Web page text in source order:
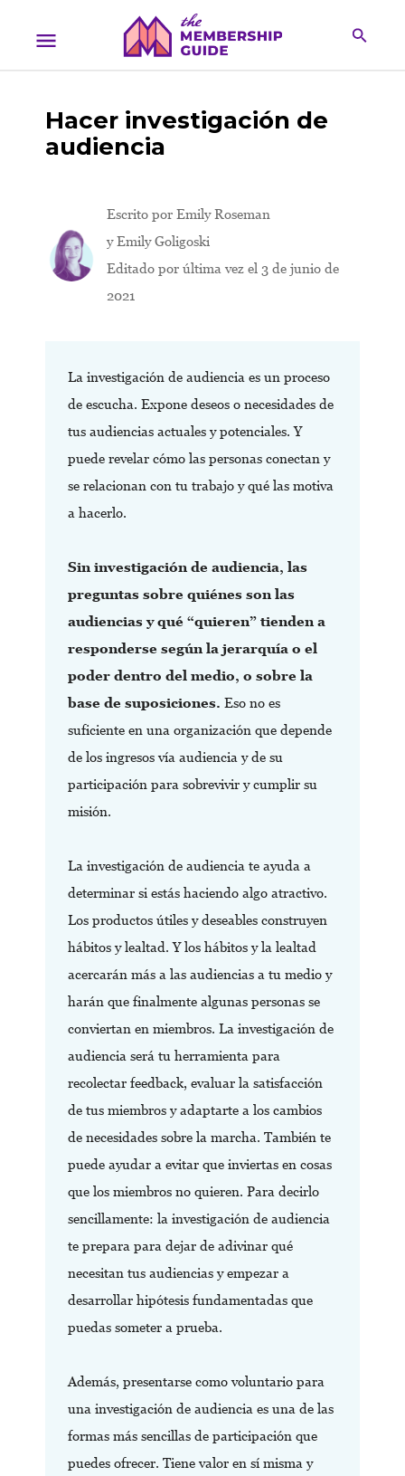
Hacer investigación de
audiencia
Escrito por Emily Roseman
y Emily Goligoski
Editado por última vez el 3 de junio de
2021
La investigación de audiencia es un proceso
de escucha. Expone deseos o necesidades de
tus audiencias actuales y potenciales. Y
puede revelar cómo las personas conectan y
se relacionan con tu trabajo y qué las motiva
a hacerlo.
Sin investigación de audiencia, las
preguntas sobre quiénes son las
audiencias y qué “quieren” tienden a
responderse según la jerarquía o el
poder dentro del medio, o sobre la
base de suposiciones. Eso no es
suficiente en una organización que depende
de los ingresos vía audiencia y de su
participación para sobrevivir y cumplir su
misión.
La investigación de audiencia te ayuda a
determinar si estás haciendo algo atractivo.
Los productos útiles y deseables construyen
hábitos y lealtad. Y los hábitos y la lealtad
acercarán más a las audiencias a tu medio y
harán que finalmente algunas personas se
conviertan en miembros. La investigación de
audiencia será tu herramienta para
recolectar feedback, evaluar la satisfacción
de tus miembros y adaptarte a los cambios
de necesidades sobre la marcha. También te
puede ayudar a evitar que inviertas en cosas
que los miembros no quieren. Para decirlo
sencillamente: la investigación de audiencia
te prepara para dejar de adivinar qué
necesitan tus audiencias y empezar a
desarrollar hipótesis fundamentadas que
puedas someter a prueba.
Además, presentarse como voluntario para
una investigación de audiencia es una de las
formas más sencillas de participación que
puedes ofrecer. Tiene valor en sí misma y